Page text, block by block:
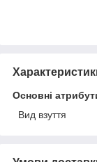
Основні
Вид взуття